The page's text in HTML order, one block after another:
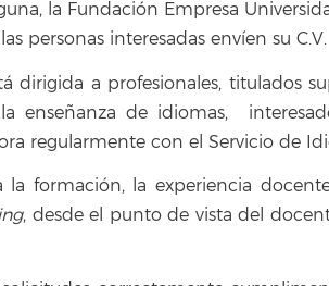
la Fundación Empresa
personas interesadas envíen su C.V.
dirigida a profesionales, titulados
enseñanza de idiomas,
regularmente con el Servicio de
la formación, la experiencia
, desde el punto de vista del